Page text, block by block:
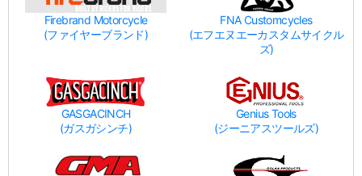
Firebrand Motorcycle
(ファイヤーブランド)
FNA Customcycles
(エフエヌエーカスタムサイクル
ズ)
GASGACINCH
(ガスガシンチ)
Genius Tools
(ジーニアスツールズ)